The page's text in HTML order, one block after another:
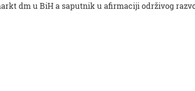
dm u BiH a saputnik u afirmaciji održivog